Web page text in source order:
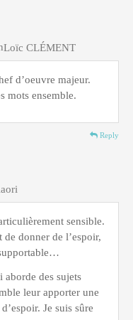
Loïc CLÉMENT
d’oeuvre majeur.
mots ensemble.
Reply
sensible.
de donner de l’espoir,
aborde des sujets
leur apporter une
Je suis sûre